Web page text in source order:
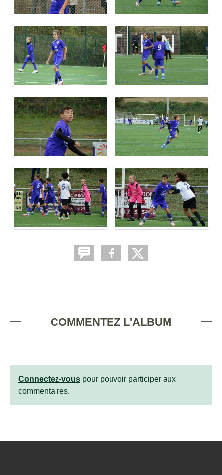
COMMENTEZ L'ALBUM
Connectez-vous pour pouvoir participer aux
commentaires.